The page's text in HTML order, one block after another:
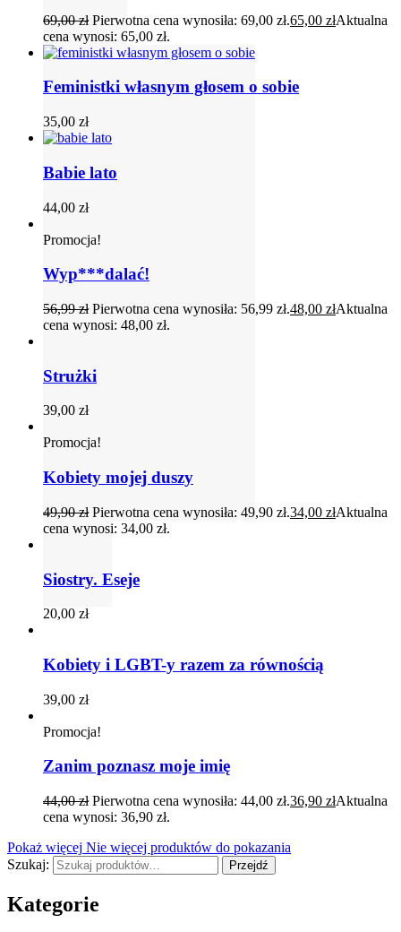
69,00zł Pierwotna cena wynosiła: 69,00 zł.65,00 złAktualna
cena wynosi: 65,00 zł.
Feministki własnym głosem o sobie
35,00 zł
Babie lato
44,00 zł
Promocja!
Wyp***dalać!
56,99zł Pierwotna cena wynosiła: 56,99 zł.48,00 złAktualna
cena wynosi: 48,00 zł.
Strużki
39,00 zł
Promocja!
Kobiety mojej duszy
49,90zł Pierwotna cena wynosiła: 49,90 zł.34,00 złAktualna
cena wynosi: 34,00 zł.
Siostry. Eseje
20,00 zł
Kobiety i LGBT-y razem za równością
39,00 zł
Promocja!
Zanim poznasz moje imię
44,00zł Pierwotna cena wynosiła: 44,00 zł.36,90 złAktualna
cena wynosi: 36,90 zł.
Pokaż więcej Nie więcej produktów do pokazania
Szukaj:
Przejdź
Kategorie